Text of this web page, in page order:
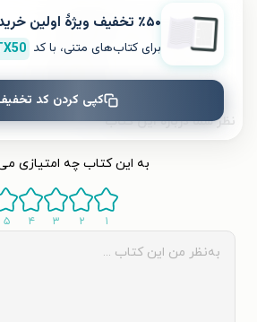
تعداد صفحه‌ها ۳۴۴ صفحه
نظر شما دربارهٔ این کتاب
به این کتاب چه امتیازی
۱ ۲ ۳ ۴ ۵
٪۵۰ تخفیف ویژۀ اولین خرید
برای کتاب‌های متنی، با کد
کپی کردن کد